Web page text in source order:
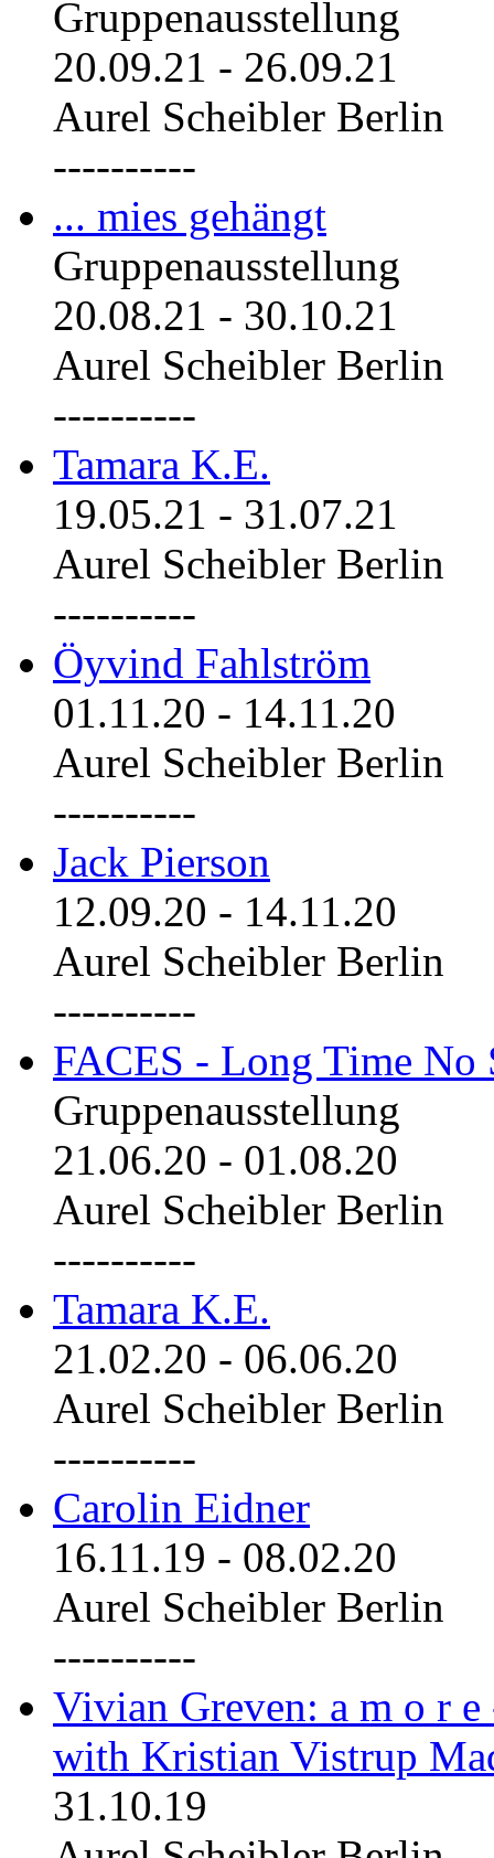
Gruppenausstellung
20.09.21 - 26.09.21
Aurel Scheibler Berlin
----------
... mies gehängt
Gruppenausstellung
20.08.21 - 30.10.21
Aurel Scheibler Berlin
----------
Tamara K.E.
19.05.21 - 31.07.21
Aurel Scheibler Berlin
----------
Öyvind Fahlström
01.11.20 - 14.11.20
Aurel Scheibler Berlin
----------
Jack Pierson
12.09.20 - 14.11.20
Aurel Scheibler Berlin
----------
FACES - Long Time No
Gruppenausstellung
21.06.20 - 01.08.20
Aurel Scheibler Berlin
----------
Tamara K.E.
21.02.20 - 06.06.20
Aurel Scheibler Berlin
----------
Carolin Eidner
16.11.19 - 08.02.20
Aurel Scheibler Berlin
----------
Vivian Greven: a m o r
with Kristian Vistrup
31.10.19